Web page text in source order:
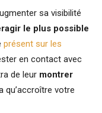
sa visibilité
le plus possible
présent sur les
en contact avec
de leur montrer
qu’accroître votre